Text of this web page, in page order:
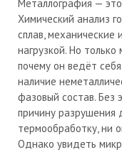
Металлография —
Химический анализ
сплав,
нагрузкой. Но
почему он ведёт
наличие
фазовый состав. Без
причину разрушения
термообработку, ни
Однако увидеть